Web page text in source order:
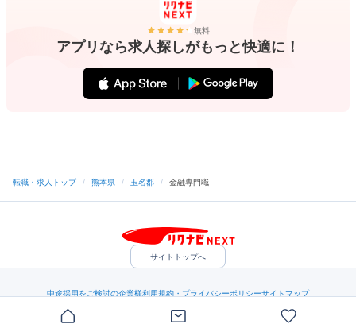
無料
アプリなら求人探しがもっと快適に！
転職・求人トップ / 熊本県 / 玉名郡 / 金融専門職
サイトトップへ
中途採用をご検討の企業様利用規約・プライバシーポリシーサイトマップ
（C）Indeed Inc.